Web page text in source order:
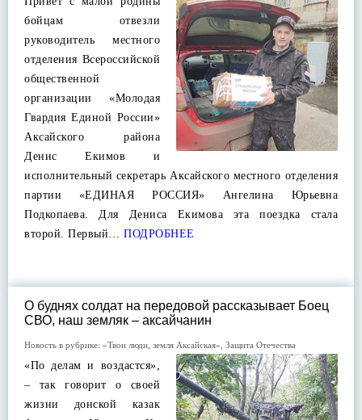
бойцам отвезли
руководитель местного
отделения Всероссийской
общественной
организации «Молодая
Гвардия Единой России»
Аксайского района
Денис Екимов и
исполнительный секретарь Аксайского местного отделения
партии «ЕДИНАЯ РОССИЯ» Ангелина Юрьевна
Подкопаева. Для Дениса Екимова эта поездка стала
второй. Первый… ПОДРОБНЕЕ
О буднях солдат на передовой рассказывает Боец
СВО, наш земляк – аксайчанин
Новость в рубрике: «Твои люди, земля Аксайская» Защита Отечества
«По делам и воздастся»,
– так говорит о своей
жизни донской казак